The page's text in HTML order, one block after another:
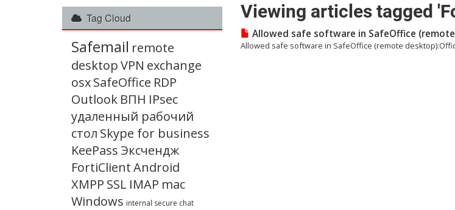
Viewing articles tagged
Allowed safe software in SafeOffice
Allowed safe software in SafeOffice (remote
Tag Cloud
Safemail remote
desktopVPN exchange
osxSafeOffice RDP
Outlook ВПН IPsec
удаленный рабочий
стол Skype for business
KeePass Эксчендж
FortiClientAndroid
XMPP SSL IMAP mac
Windows internal secure chat